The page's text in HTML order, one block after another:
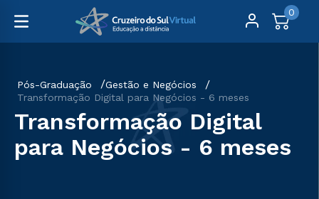
0
Pós-Graduação
Gestão e Negócios
Transformação Digital para Negócios - 6 meses
Transformação Digital
para Negócios - 6 meses